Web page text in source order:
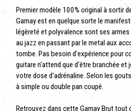
Premier modèle 100% original à sortir
Gamay est en quelque sorte le
légèreté et polyvalence sont ses
au jazz en passant par le metal aux
tombe. Pas besoin d'expérience pour
guitare n'attend que d'être branchée et
votre dose d'adrénaline. Selon les
à simple ou double pan coupé.
Retrouvez dans cette Gamay Brut tout